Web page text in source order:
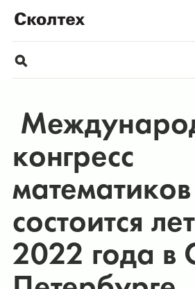
конгресс
математиков
состоится
2022 года в